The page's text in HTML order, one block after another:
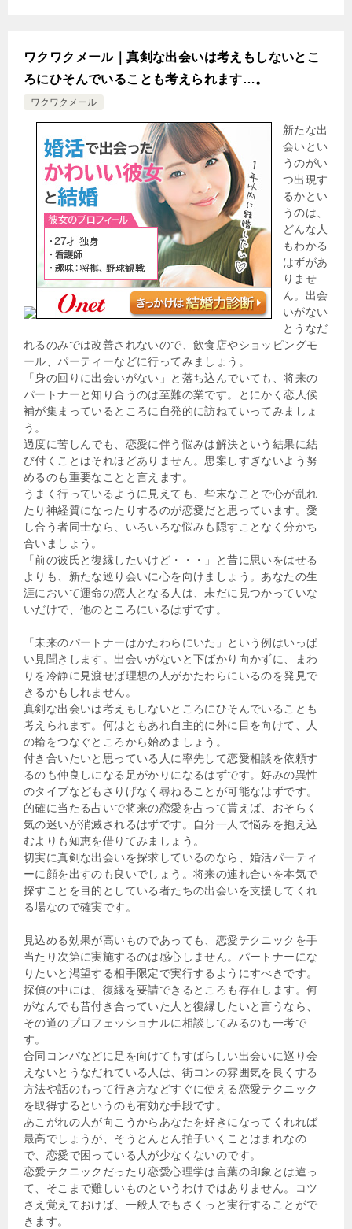
ワクワクメール｜真剣な出会いは考えもしないとこ
ろにひそんでいることも考えられます…。
ワクワクメール
新たな出
会いとい
うのがい
つ出現す
るかとい
うのは、
どんな人
もわかる
はずがあ
りませ
ん。出会
いがない
とうなだ
れるのみでは改善されないので、飲食店やショッピングモ
ール、パーティーなどに行ってみましょう。
「身の回りに出会いがない」と落ち込んでいても、将来の
パートナーと知り合うのは至難の業です。とにかく恋人候
補が集まっているところに自発的に訪ねていってみましょ
う。
過度に苦しんでも、恋愛に伴う悩みは解決という結果に結
び付くことはそれほどありません。思案しすぎないよう努
めるのも重要なことと言えます。
うまく行っているように見えても、些末なことで心が乱れ
たり神経質になったりするのが恋愛だと思っています。愛
し合う者同士なら、いろいろな悩みも隠すことなく分かち
合いましょう。
「前の彼氏と復縁したいけど・・・」と昔に思いをはせる
よりも、新たな巡り会いに心を向けましょう。あなたの生
涯において運命の恋人となる人は、未だに見つかっていな
いだけで、他のところにいるはずです。
「未来のパートナーはかたわらにいた」という例はいっぱ
い見聞きします。出会いがないと下ばかり向かずに、まわ
りを冷静に見渡せば理想の人がかたわらにいるのを発見で
きるかもしれません。
真剣な出会いは考えもしないところにひそんでいることも
考えられます。何はともあれ自主的に外に目を向けて、人
の輪をつなぐところから始めましょう。
付き合いたいと思っている人に率先して恋愛相談を依頼す
るのも仲良しになる足がかりになるはずです。好みの異性
のタイプなどもさりげなく尋ねることが可能なはずです。
的確に当たる占いで将来の恋愛を占って貰えば、おそらく
気の迷いが消滅されるはずです。自分一人で悩みを抱え込
むよりも知恵を借りてみましょう。
切実に真剣な出会いを探求しているのなら、婚活パーティ
ーに顔を出すのも良いでしょう。将来の連れ合いを本気で
探すことを目的としている者たちの出会いを支援してくれ
る場なので確実です。
見込める効果が高いものであっても、恋愛テクニックを手
当たり次第に実施するのは感心しません。パートナーにな
りたいと渇望する相手限定で実行するようにすべきです。
探偵の中には、復縁を要請できるところも存在します。何
がなんでも昔付き合っていた人と復縁したいと言うなら、
その道のプロフェッショナルに相談してみるのも一考で
す。
合同コンパなどに足を向けてもすばらしい出会いに巡り会
えないとうなだれている人は、街コンの雰囲気を良くする
方法や話のもって行き方などすぐに使える恋愛テクニック
を取得するというのも有効な手段です。
あこがれの人が向こうからあなたを好きになってくれれば
最高でしょうが、そうとんとん拍子いくことはまれなの
で、恋愛で困っている人が少なくないのです。
恋愛テクニックだったり恋愛心理学は言葉の印象とは違っ
て、そこまで難しいものというわけではありません。コツ
さえ覚えておけば、一般人でもさくっと実行することがで
きます。